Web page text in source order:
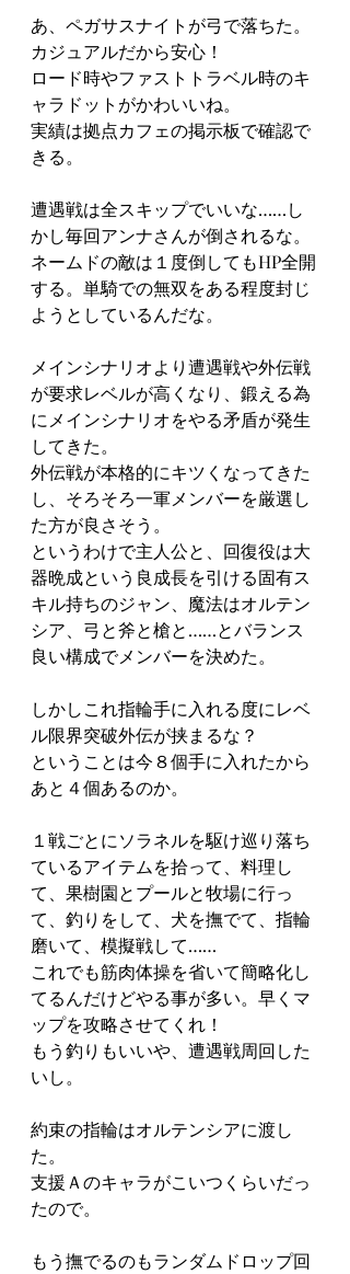
あ、ペガサスナイトが弓で落ちた。
カジュアルだから安心！
ロード時やファストトラベル時のキ
ャラドットがかわいいね。
実績は拠点カフェの掲示板で確認で
きる。
遭遇戦は全スキップでいいな……し
かし毎回アンナさんが倒されるな。
ネームドの敵は１度倒してもHP全開
する。単騎での無双をある程度封じ
ようとしているんだな。
メインシナリオより遭遇戦や外伝戦
が要求レベルが高くなり、鍛える為
にメインシナリオをやる矛盾が発生
してきた。
外伝戦が本格的にキツくなってきた
し、そろそろ一軍メンバーを厳選し
た方が良さそう。
というわけで主人公と、回復役は大
器晩成という良成長を引ける固有ス
キル持ちのジャン、魔法はオルテン
シア、弓と斧と槍と……とバランス
良い構成でメンバーを決めた。
しかしこれ指輪手に入れる度にレベ
ル限界突破外伝が挟まるな？
ということは今８個手に入れたから
あと４個あるのか。
１戦ごとにソラネルを駆け巡り落ち
ているアイテムを拾って、料理し
て、果樹園とプールと牧場に行っ
て、釣りをして、犬を撫でて、指輪
磨いて、模擬戦して……
これでも筋肉体操を省いて簡略化し
てるんだけどやる事が多い。早くマ
ップを攻略させてくれ！
もう釣りもいいや、遭遇戦周回した
いし。
約束の指輪はオルテンシアに渡し
た。
支援Ａのキャラがこいつくらいだっ
たので。
もう撫でるのもランダムドロップ回